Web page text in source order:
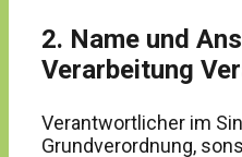
2. Name und
Verarbeitung
Verantwortlicher im
Grundverordnung,